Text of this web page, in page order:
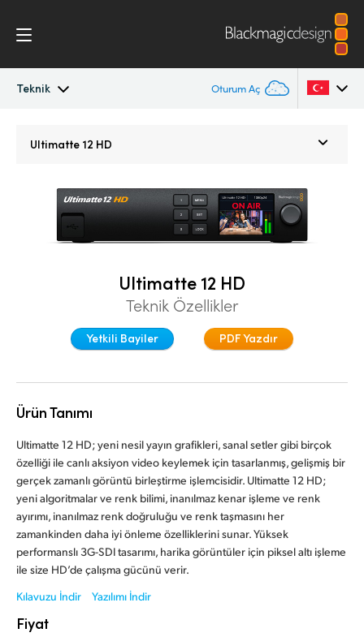
Teknik Oturum Aç
Austria
Brazil
Denmark
France
Germany
Hong Kong SAR, China
India
Italy
Ultimatte 12 HD
Ultimatte 12 HD
Teknik Özellikler
Yetkili Bayiler PDF Yazdır
Ürün Tanımı
Ultimatte 12 HD; yeni nesil yayın grafikleri, sanal setler gibi birçok
özelliği ile canlı aksiyon video keylemek için tasarlanmış, gelişmiş bir
gerçek zamanlı görüntü birleştirme işlemcisidir. Ultimatte 12 HD;
yeni algoritmalar ve renk bilimi, inanılmaz kenar işleme ve renk
ayırımı, inanılmaz renk doğruluğu ve renk taşmasını her
zamankinden daha iyi önleme özelliklerini sunar. Yüksek
performanslı 3G-SDI tasarımı, harika görüntüler için piksel altı işleme
ile size HD’de çalışma gücünü verir.
Kılavuzu İndir
Yazılımı İndir
Fiyat